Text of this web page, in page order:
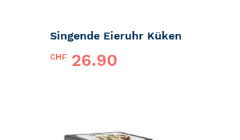
Singende Eieruhr Küken
CHF 26.90